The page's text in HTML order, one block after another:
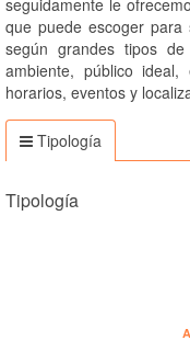
seguidamente le
que puede escoger para
según grandes tipos de
ambiente, público ideal,
horarios, eventos y
Tipología
Tipología